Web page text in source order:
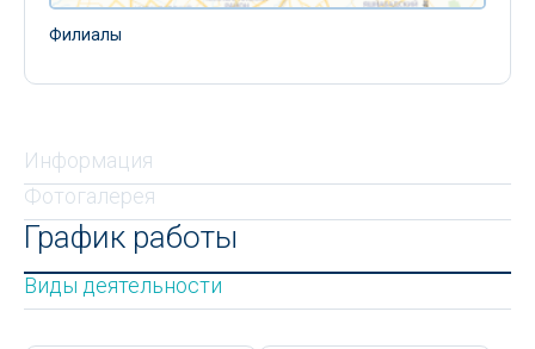
Филиалы
Информация
Фотогалерея
График работы
Виды деятельности